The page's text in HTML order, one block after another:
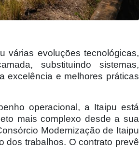
várias evoluções tecnológicas,
substituindo sistemas,
excelência e melhores práticas
operacional, a Itaipu está
mais complexo desde a sua
Modernização de Itaipu
dos trabalhos. O contrato prevê